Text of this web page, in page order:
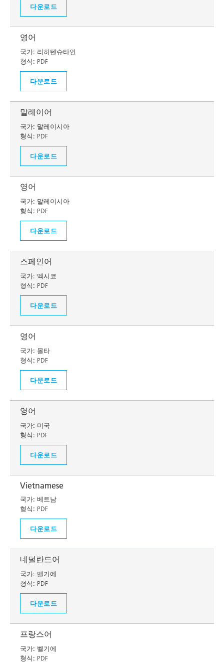
다운로드
영어
국가: 리히텐슈타인
형식: PDF
다운로드
말레이어
국가: 말레이시아
형식: PDF
다운로드
영어
국가: 말레이시아
형식: PDF
다운로드
스페인어
국가: 멕시코
형식: PDF
다운로드
영어
국가: 몰타
형식: PDF
다운로드
영어
국가: 미국
형식: PDF
다운로드
Vietnamese
국가: 베트남
형식: PDF
다운로드
네덜란드어
국가: 벨기에
형식: PDF
다운로드
프랑스어
국가: 벨기에
형식: PDF